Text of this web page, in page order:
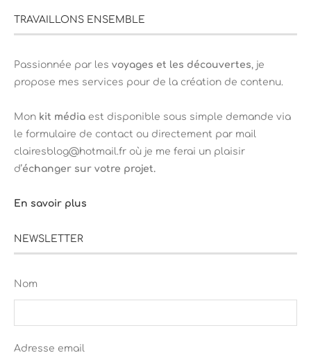
TRAVAILLONS ENSEMBLE
Passionnée par les voyages et les découvertes, je
propose mes services pour de la création de contenu.
Mon kit média est disponible sous simple demande via
le formulaire de contact ou directement par mail
clairesblog@hotmail.fr où je me ferai un plaisir
d’échanger sur votre projet.
En savoir plus
NEWSLETTER
Nom
Adresse email